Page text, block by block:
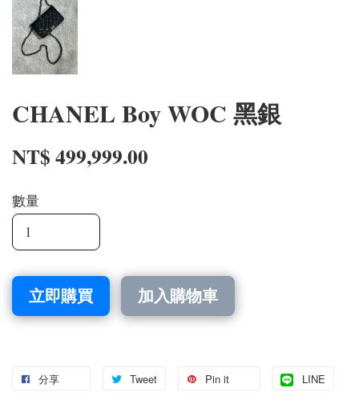
CHANEL Boy WOC 黑銀
NT$ 499,999.00
數量
立即購買 加入購物車
分享 Tweet Pin it LINE